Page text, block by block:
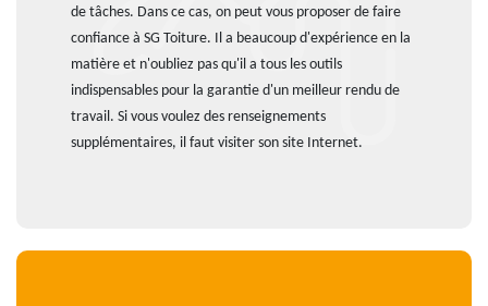
de tâches. Dans ce cas, on peut vous proposer de faire
confiance à SG Toiture. Il a beaucoup d'expérience en la
matière et n'oubliez pas qu'il a tous les outils
indispensables pour la garantie d'un meilleur rendu de
travail. Si vous voulez des renseignements
supplémentaires, il faut visiter son site Internet.